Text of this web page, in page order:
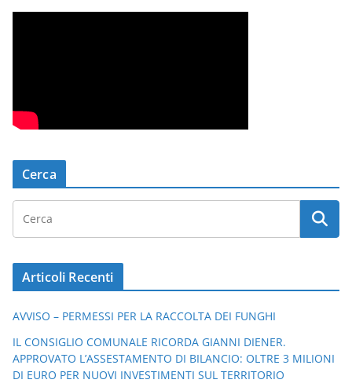
Cerca
Articoli Recenti
AVVISO – PERMESSI PER LA RACCOLTA DEI FUNGHI
IL CONSIGLIO COMUNALE RICORDA GIANNI DIENER.
APPROVATO L’ASSESTAMENTO DI BILANCIO: OLTRE 3 MILIONI
DI EURO PER NUOVI INVESTIMENTI SUL TERRITORIO